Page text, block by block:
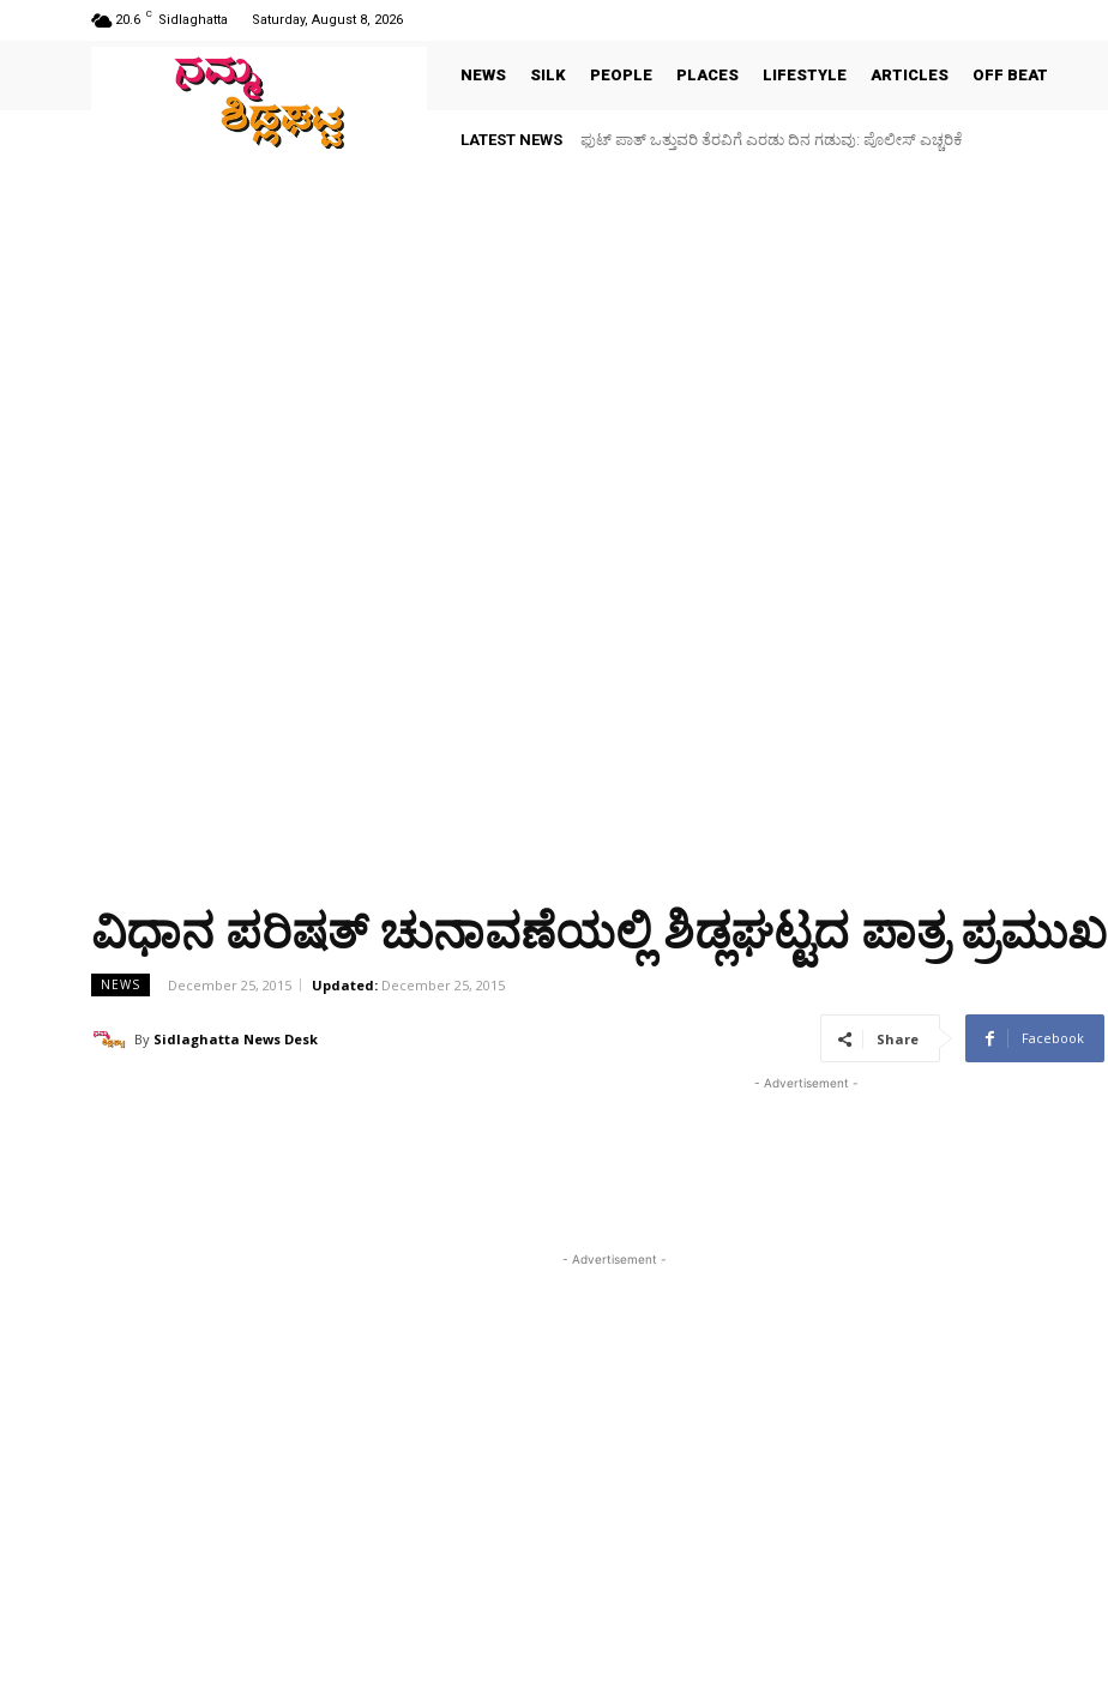
20.6 C Sidlaghatta Saturday, August 8, 2026
NEWS SILK PEOPLE PLACES LIFESTYLE ARTICLES OFF BEAT
LATEST NEWS ಫುಟ್‌ ಪಾತ್ ಒತ್ತುವರಿ ತೆರವಿಗೆ ಎರಡು ದಿನ ಗಡುವು: ಪೊಲೀಸ್ ಎಚ್ಚರಿಕೆ
ಪಶು ಆರೋಗ್ಯ ತಪಾಸಣೆ ಶಿಬಿರ: ಕೃಷಿ ವಿದ್ಯಾರ್ಥಿಗಳಿಂದ ಉಚಿತ ಚಿಕಿತ್ಸೆ
ವಿಧಾನ ಪರಿಷತ್ ಚುನಾವಣೆಯಲ್ಲಿ ಶಿಡ್ಲಘಟ್ಟದ ಪಾತ್ರ ಪ್ರಮುಖ
NEWS December 25, 2015 Updated: December 25, 2015
By Sidlaghatta News Desk Share Facebook
- Advertisement -
- Advertisement -